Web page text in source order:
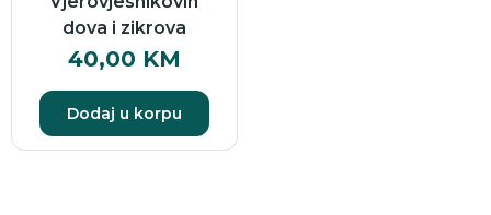
dova i zikrova
40,00 KM
Dodaj u korpu